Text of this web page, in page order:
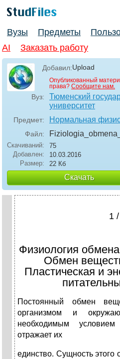
Вузы Предметы
AI
Заказать работу
Добавил:Upload
Опубликованный
права? Сообщите нам.
Вуз:
Тюменский
университет
Предмет: Нормальная
Файл:
Скачиваний:
75
Добавлен:
10.03.2016
Размер:
22 Кб
Скачать
1
Физиология
Обмен
Пластическая и
Постоянный обмен
организмом и
необходимым
отражает их
единство. Сущность этого